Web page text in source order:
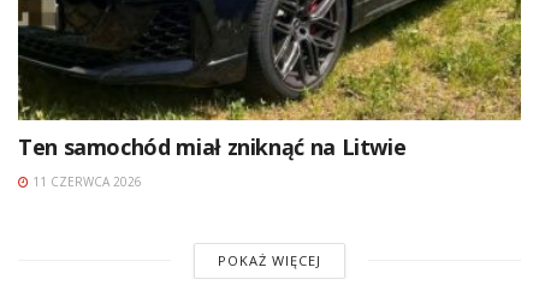
Ten samochód miał zniknąć na Litwie
11 CZERWCA 2026
POKAŻ WIĘCEJ